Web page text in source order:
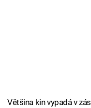
Většina kin vypadá v